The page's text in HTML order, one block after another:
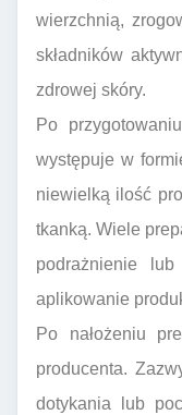
wierzchnią,
składników
zdrowej skóry.
Po
występuje w
niewielką ilość
tkanką. Wiele
podrażnienie
aplikowanie
Po nałożeniu
producenta.
dotykania lub